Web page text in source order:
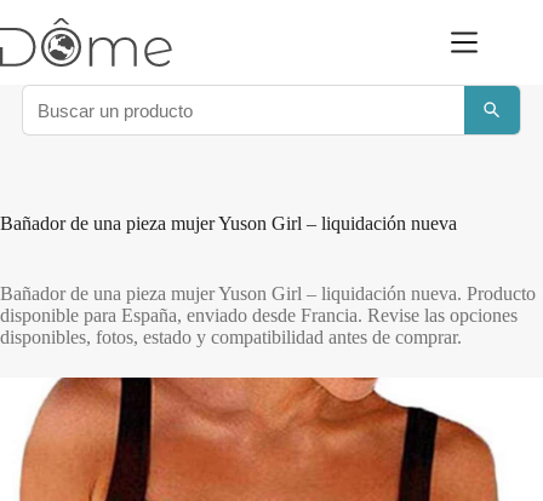
al
contenido
Bañador de una pieza mujer Yuson Girl – liquidación nueva
Bañador de una pieza mujer Yuson Girl – liquidación nueva. Producto
disponible para España, enviado desde Francia. Revise las opciones
disponibles, fotos, estado y compatibilidad antes de comprar.